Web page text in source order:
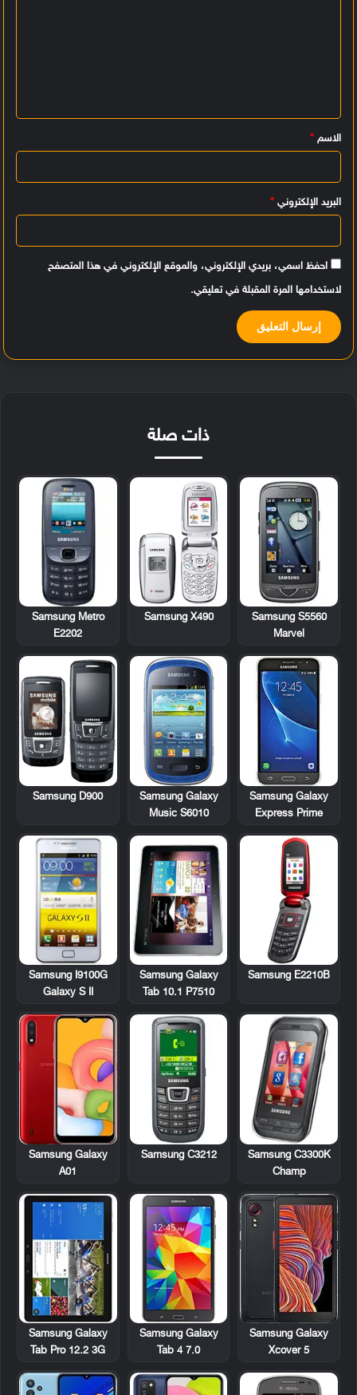
ي
ق
الاسم *
البريد الإلكتروني *
احفظ اسمي، بريدي الإلكتروني، والموقع الإلكتروني في هذا المتصفح
لاستخدامها المرة المقبلة في تعليقي.
ذات صلة
Samsung S5560
Marvel
Samsung X490
Samsung Metro
E2202
Samsung Galaxy
Express Prime
Samsung Galaxy
Music S6010
Samsung D900
Samsung E2210B
Samsung Galaxy
Tab 10.1 P7510
Samsung I9100G
Galaxy S II
Samsung C3300K
Champ
Samsung C3212
Samsung Galaxy
A01
Samsung Galaxy
Xcover 5
Samsung Galaxy
Tab 4 7.0
Samsung Galaxy
Tab Pro 12.2 3G